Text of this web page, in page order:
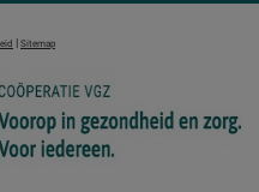
| Sitemap